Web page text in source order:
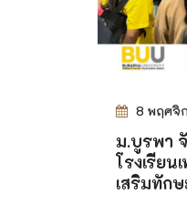
8 พฤศจิ
ม.บูรพา
โรงเรีย
เสริมทัก